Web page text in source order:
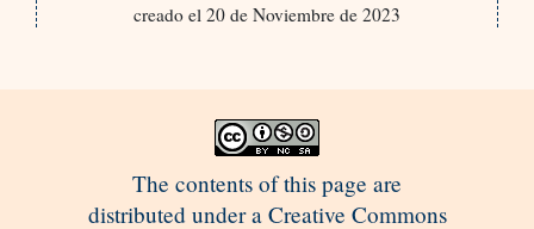
creado el 20 de Noviembre de 2023
The contents of this page are
distributed under a Creative Commons